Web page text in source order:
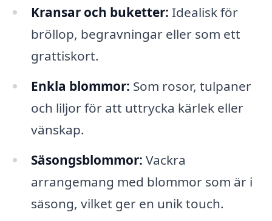
Kransar och buketter: Idealisk för
bröllop, begravningar eller som ett
grattiskort.
Enkla blommor: Som rosor, tulpaner
och liljor för att uttrycka kärlek eller
vänskap.
Säsongsblommor: Vackra
arrangemang med blommor som är i
säsong, vilket ger en unik touch.